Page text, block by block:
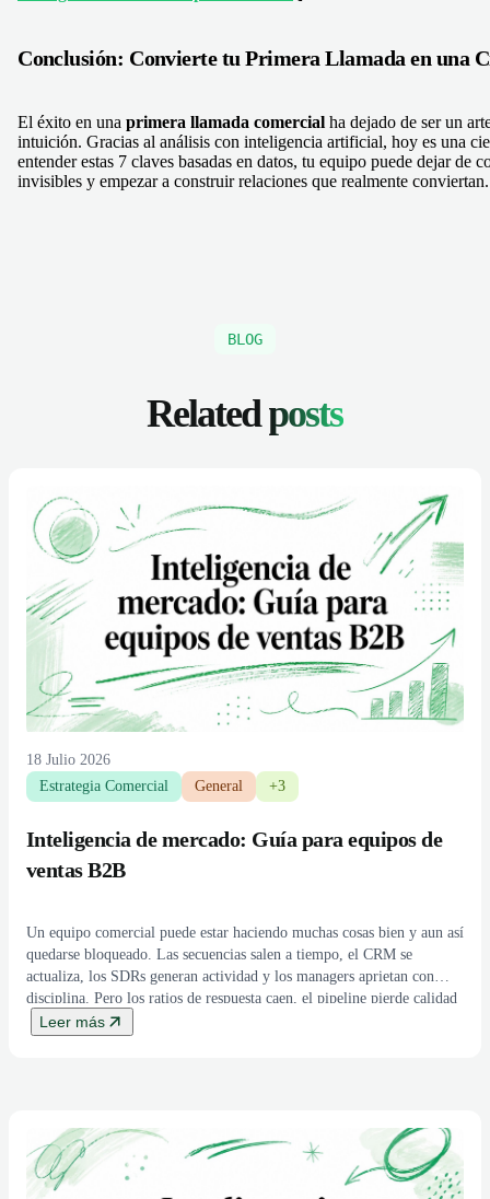
Conclusión: Convierte tu Primera Llamada en una
El éxito en una primera llamada comercial ha dejado de ser un
intuición. Gracias al análisis con inteligencia artificial, hoy es una
entender estas 7 claves basadas en datos, tu equipo puede dejar de
invisibles y empezar a construir relaciones que realmente conviertan.
BLOG
Relatedposts
18 Julio 2026
Estrategia Comercial
General +3
Inteligencia de mercado: Guía para equipos de
ventas B2B
Un equipo comercial puede estar haciendo muchas cosas bien y aun así
quedarse bloqueado. Las secuencias salen a tiempo, el CRM se
actualiza, los SDRs generan actividad y los managers aprietan con
disciplina. Pero los ratios de respuesta caen, el pipeline pierde calidad
y los ciclos de venta se alargan sin una causa evidente. Ese […]
Leer más